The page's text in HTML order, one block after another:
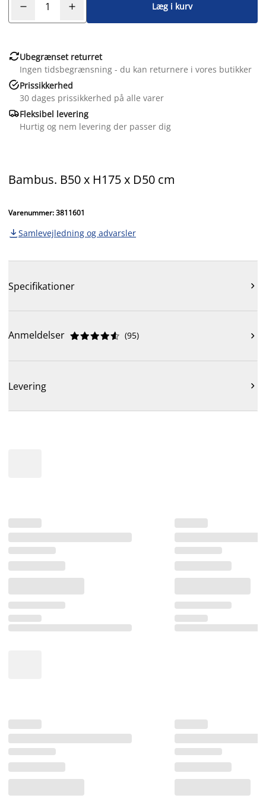
Læg i kurv
Ubegrænset returret
Ingen tidsbegrænsning - du kan returnere i vores butikker
Prissikkerhed
30 dages prissikkerhed på alle varer
Fleksibel levering
Hurtig og nem levering der passer dig
Bambus. B50 x H175 x D50 cm
Varenummer: 3811601
 Samlevejledning og advarsler
Specifikationer 
Anmeldelser 




 (95) 
Levering 